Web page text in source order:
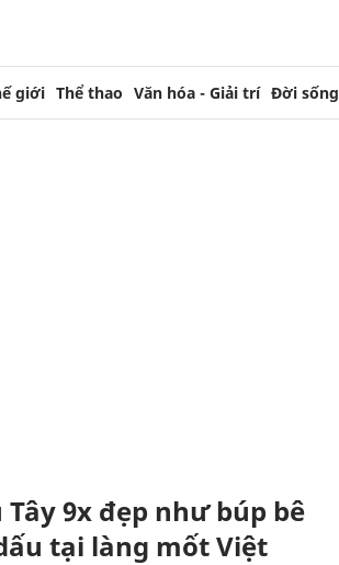
giới Thể thao Văn hóa - Giải trí Đời sống
Tây 9x đẹp như búp bê
tại làng mốt Việt